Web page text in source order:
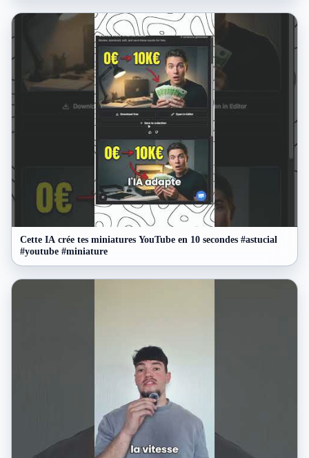
Cette IA crée tes miniatures YouTube en 10 secondes #astucial
#youtube #miniature